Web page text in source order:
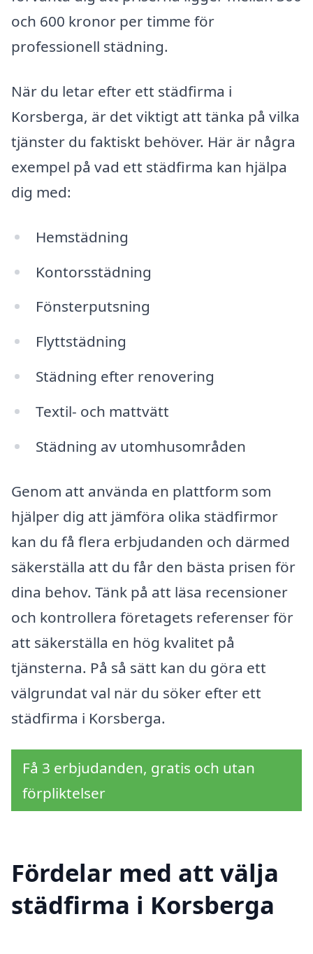
och 600 kronor per timme för
professionell städning.
När du letar efter ett städfirma i
Korsberga, är det viktigt att tänka på vilka
tjänster du faktiskt behöver. Här är några
exempel på vad ett städfirma kan hjälpa
dig med:
Hemstädning
Kontorsstädning
Fönsterputsning
Flyttstädning
Städning efter renovering
Textil- och mattvätt
Städning av utomhusområden
Genom att använda en plattform som
hjälper dig att jämföra olika städfirmor
kan du få flera erbjudanden och därmed
säkerställa att du får den bästa prisen för
dina behov. Tänk på att läsa recensioner
och kontrollera företagets referenser för
att säkerställa en hög kvalitet på
tjänsterna. På så sätt kan du göra ett
välgrundat val när du söker efter ett
städfirma i Korsberga.
Få 3 erbjudanden, gratis och utan
förpliktelser
Fördelar med att välja
städfirma i Korsberga